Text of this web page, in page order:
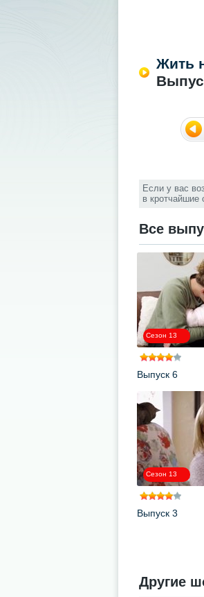
Жить
Если у вас
в
Все
Сезон 13
Выпуск 6
Сезон 13
Выпуск 3
Другие